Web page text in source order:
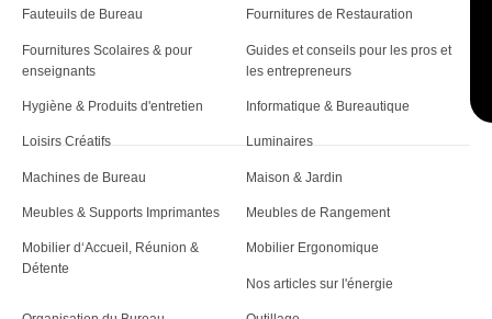
Fauteuils de Bureau Fournitures de Restauration
Fournitures Scolaires & pour
enseignants
Guides et conseils pour les pros et
les entrepreneurs
Hygiène & Produits d'entretien Informatique & Bureautique
Loisirs Créatifs Luminaires
Machines de Bureau Maison & Jardin
Meubles & Supports Imprimantes Meubles de Rangement
Mobilier d‘Accueil, Réunion &
Détente
Mobilier Ergonomique
Nos articles sur l'énergie